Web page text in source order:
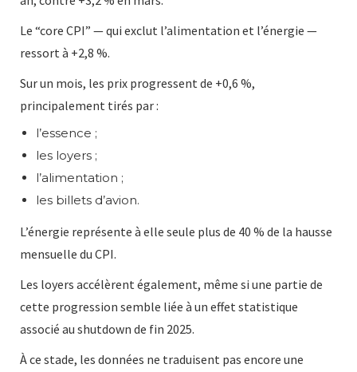
Le “core CPI” — qui exclut l’alimentation et l’énergie —
ressort à +2,8 %.
Sur un mois, les prix progressent de +0,6 %,
principalement tirés par :
l’essence ;
les loyers ;
l’alimentation ;
les billets d’avion.
L’énergie représente à elle seule plus de 40 % de la hausse
mensuelle du CPI.
Les loyers accélèrent également, même si une partie de
cette progression semble liée à un effet statistique
associé au shutdown de fin 2025.
À ce stade, les données ne traduisent pas encore une